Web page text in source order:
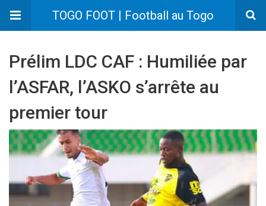
TOGO FOOT | Football au Togo
Prélim LDC CAF : Humiliée par
l’ASFAR, l’ASKO s’arrête au
premier tour